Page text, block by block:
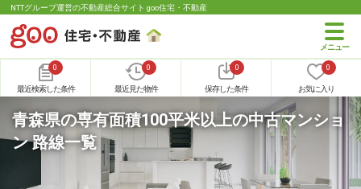
NTTグループ運営の不動産総合サイト goo住宅・不動産
0
最近検索した条件
0
最近見た物件
0
保存した条件
0
お気に入り
青森県の専有面積100平米以上の中古マンショ
ン 路線一覧